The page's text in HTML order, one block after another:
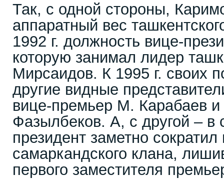
Так, с одной стороны,
аппаратный вес
1992 г. должность вице-
которую занимал лидер
Мирсаидов. К 1995 г. своих
другие видные
вице-премьер М. Карабаев
Фазылбеков. А, с другой – в
президент заметно сократил
самаркандского клана,
первого заместителя